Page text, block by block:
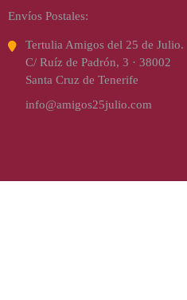
Envíos Postales:
Tertulia Amigos del 25 de Julio.
C/ Ruíz de Padrón, 3 · 38002
Santa Cruz de Tenerife
info@amigos25julio.com